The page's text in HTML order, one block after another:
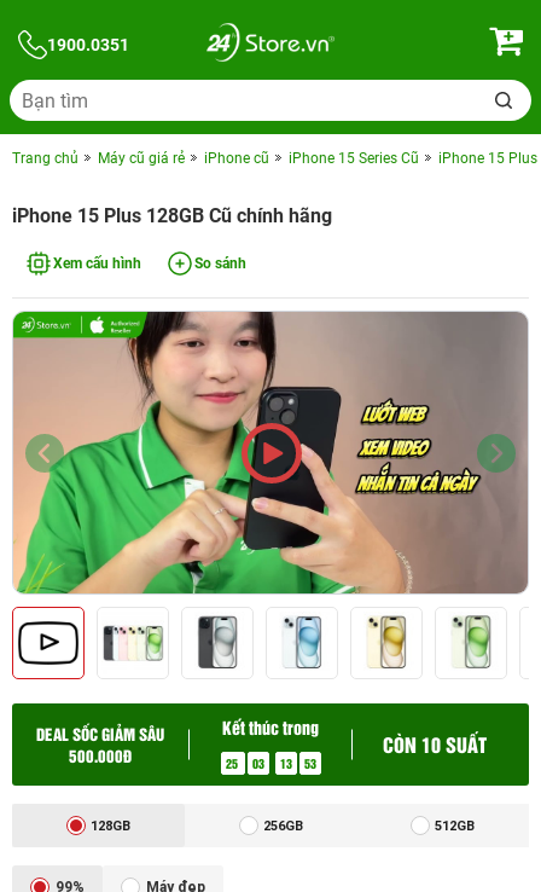
1900.0351
Trang chủ Máy cũ giá rẻ iPhone cũ iPhone 15 Series Cũ iPhone 15 Plus
iPhone 15 Plus 128GB Cũ chính hãng
Xem cấu hình So sánh
DEAL SỐC GIẢM SÂU
500.000Đ
Kết thúc trong
25 03 13 52
CÒN 10 SUẤT
128GB 256GB 512GB
99% Máy đẹp